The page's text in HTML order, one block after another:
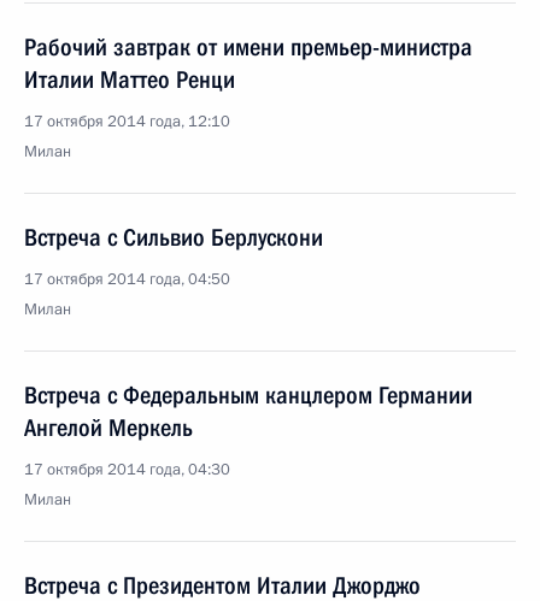
Рабочий завтрак от имени премьер-министра
Италии Маттео Ренци
17 октября 2014 года, 12:10
Милан
Встреча с Сильвио Берлускони
17 октября 2014 года, 04:50
Милан
Встреча с Федеральным канцлером Германии
Ангелой Меркель
17 октября 2014 года, 04:30
Милан
Встреча с Президентом Италии Джорджо